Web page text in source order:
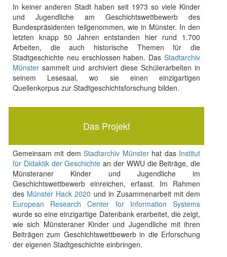
In keiner anderen Stadt haben seit 1973 so viele Kinder
und Jugendliche am Geschichtswettbewerb des
Bundespräsidenten teilgenommen, wie in Münster. In den
letzten knapp 50 Jahren entstanden hier rund 1.700
Arbeiten, die auch historische Themen für die
Stadtgeschichte neu erschlossen haben. DasStadtarchiv
Münstersammelt und archiviert diese Schülerarbeiten in
seinem Lesesaal, wo sie einen einzigartigen
Quellenkorpus zur Stadtgeschichtsforschung bilden.
Das Projekt
Gemeinsam mit demStadtarchiv Münsterhat das Institut
für Didaktik der Geschichte an der WWU die Beiträge, die
Münsteraner Kinder und Jugendliche im
Geschichtswettbewerb einreichen, erfasst. Im Rahmen
des Münster Hack 2020 und in Zusammenarbeit mit dem
European Research Center for Information Systems
wurde so eine einzigartige Datenbank erarbeitet, die zeigt,
wie sich Münsteraner Kinder und Jugendliche mit ihren
Beiträgen zum Geschichtswettbewerb in die Erforschung
der eigenen Stadtgeschichte einbringen.